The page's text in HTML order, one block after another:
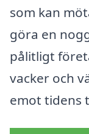
som kan
göra en
pålitligt
vacker och
emot tidens